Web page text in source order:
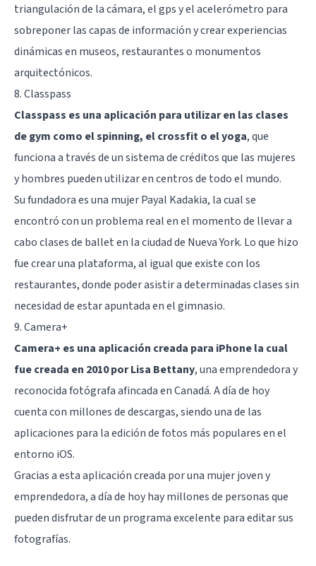
triangulación de la cámara, el gps y el acelerómetro para
sobreponer las capas de información y crear experiencias
dinámicas en museos, restaurantes o monumentos
arquitectónicos.
8. Classpass
Classpass es una aplicación para utilizar en las clases
de gym como el spinning, el crossfit o el yoga, que
funciona a través de un sistema de créditos que las mujeres
y hombres pueden utilizar en centros de todo el mundo.
Su fundadora es una mujer Payal Kadakia, la cual se
encontró con un problema real en el momento de llevar a
cabo clases de ballet en la ciudad de Nueva York. Lo que hizo
fue crear una plataforma, al igual que existe con los
restaurantes, donde poder asistir a determinadas clases sin
necesidad de estar apuntada en el gimnasio.
9. Camera+
Camera+ es una aplicación creada para iPhone la cual
fue creada en 2010 por Lisa Bettany, una emprendedora y
reconocida fotógrafa afincada en Canadá. A día de hoy
cuenta con millones de descargas, siendo una de las
aplicaciones para la edición de fotos más populares en el
entorno iOS.
Gracias a esta aplicación creada por una mujer joven y
emprendedora, a día de hoy hay millones de personas que
pueden disfrutar de un programa excelente para editar sus
fotografías.